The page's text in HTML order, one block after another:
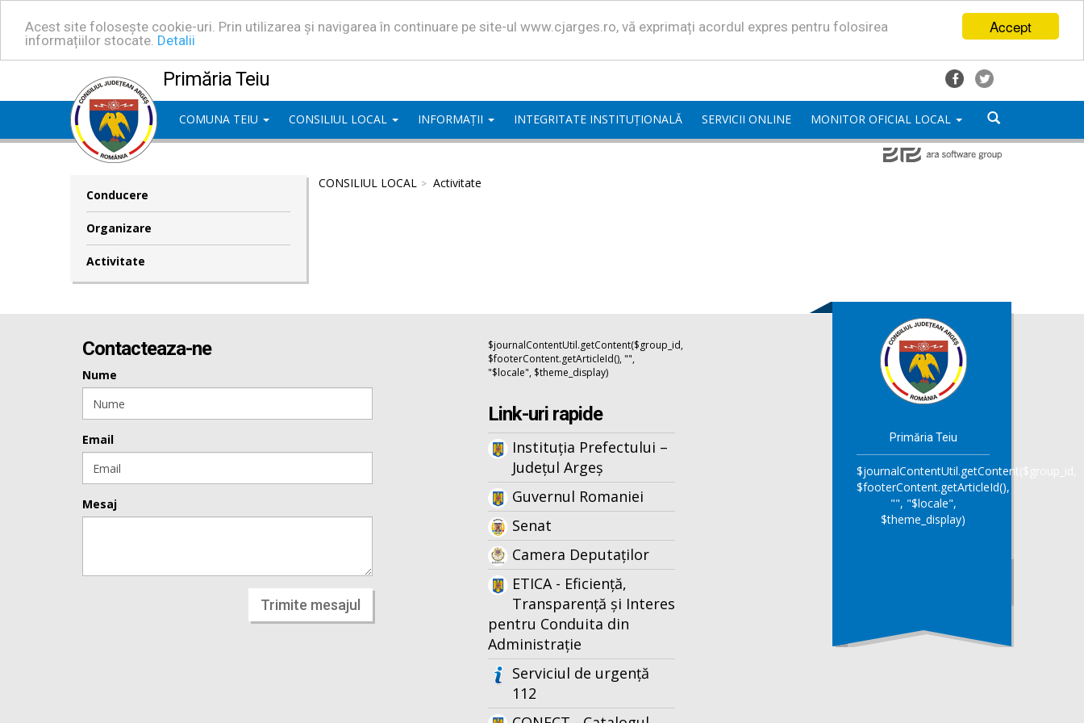
Accept
Acest site folosește cookie-uri. Prin utilizarea și navigarea în continuare pe site-ul www.cjarges.ro, vă exprimați acordul expres pentru folosirea
informațiilor stocate. Detalii
Primăria Teiu
COMUNA TEIU CONSILIUL LOCAL INFORMAȚII INTEGRITATE INSTITUȚIONALĂ SERVICII ONLINE MONITOR OFICIAL LOCAL
Conducere
Organizare
Activitate
CONSILIUL LOCAL Activitate
Contacteaza-ne
Nume
Email
Mesaj
Trimite mesajul
$journalContentUtil.getContent($group_id,
$footerContent.getArticleId(), "",
"$locale", $theme_display)
Link-uri rapide
Instituția Prefectului –
Județul Argeș
Guvernul Romaniei
Senat
Camera Deputaților
ETICA - Eficiență,
Transparență și Interes
pentru Conduita din
Administrație
Serviciul de urgență
112
Primăria Teiu
$journalContentUtil.getContent($group_id,
$footerContent.getArticleId(),
"", "$locale",
$theme_display)